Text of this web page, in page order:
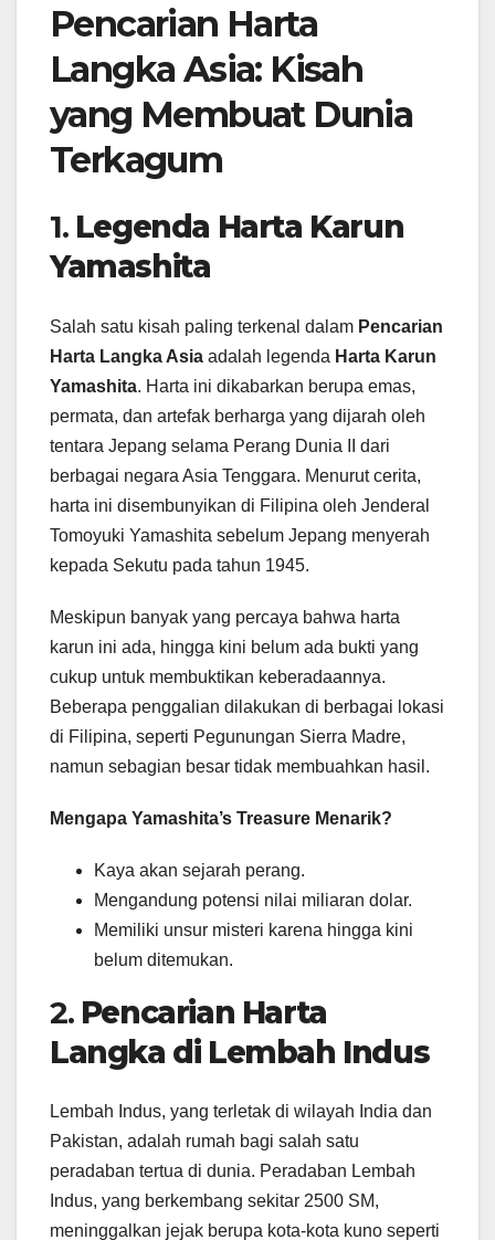
Pencarian Harta
Langka Asia: Kisah
yang Membuat Dunia
Terkagum
1. Legenda Harta Karun
Yamashita
Salah satu kisah paling terkenal dalam Pencarian
Harta Langka Asia adalah legenda Harta Karun
Yamashita. Harta ini dikabarkan berupa emas,
permata, dan artefak berharga yang dijarah oleh
tentara Jepang selama Perang Dunia II dari
berbagai negara Asia Tenggara. Menurut cerita,
harta ini disembunyikan di Filipina oleh Jenderal
Tomoyuki Yamashita sebelum Jepang menyerah
kepada Sekutu pada tahun 1945.
Meskipun banyak yang percaya bahwa harta
karun ini ada, hingga kini belum ada bukti yang
cukup untuk membuktikan keberadaannya.
Beberapa penggalian dilakukan di berbagai lokasi
di Filipina, seperti Pegunungan Sierra Madre,
namun sebagian besar tidak membuahkan hasil.
Mengapa Yamashita’s Treasure Menarik?
Kaya akan sejarah perang.
Mengandung potensi nilai miliaran dolar.
Memiliki unsur misteri karena hingga kini
belum ditemukan.
2. Pencarian Harta
Langka di Lembah Indus
Lembah Indus, yang terletak di wilayah India dan
Pakistan, adalah rumah bagi salah satu
peradaban tertua di dunia. Peradaban Lembah
Indus, yang berkembang sekitar 2500 SM,
meninggalkan jejak berupa kota-kota kuno seperti